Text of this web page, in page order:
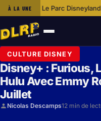
À LA UNE
Paris Cuisine Française
Ouvrir
le
menu
CULTURE DISNEY
Disney+ : Furious,
Hulu Avec Emmy
Juillet
Nicolas Descamps12 min de